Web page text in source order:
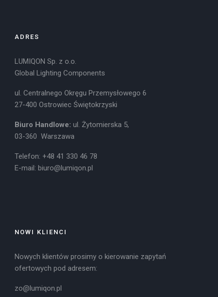
ADRES
LUMIQON Sp. z o.o.
Global Lighting Components
ul. Centralnego Okręgu Przemysłowego 6
27-400 Ostrowiec Świętokrzyski
Biuro Handlowe: ul. Żytomierska 5,
03-360 Warszawa
Telefon: +48 41 330 46 78
E-mail: biuro@lumiqon.pl
NOWI KLIENCI
Nowych klientów prosimy o kierowanie zapytań
ofertowych pod adresem:
zo@lumiqon.pl